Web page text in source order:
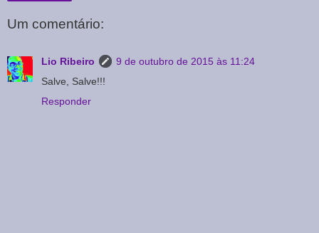
Um comentário:
Lio Ribeiro
9 de outubro de 2015 às 11:24
Salve, Salve!!!
Responder